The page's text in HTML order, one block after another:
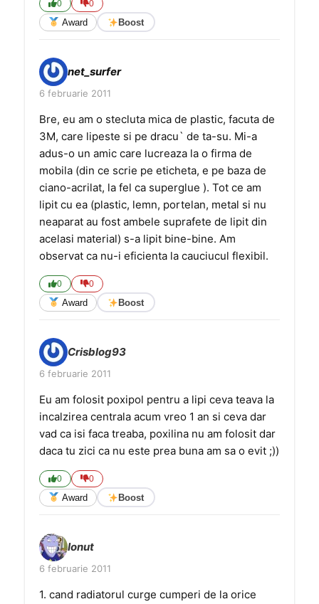
0 0
Award Boost
net_surfer
6 februarie 2011
Bre, eu am o stecluta mica de plastic, facuta de
3M, care lipeste si pe dracu` de ta-su. Mi-a
adus-o un amic care lucreaza la o firma de
mobila (din ce scrie pe eticheta, e pe baza de
ciano-acrilat, la fel ca superglue ). Tot ce am
lipit cu ea (plastic, lemn, portelan, metal si nu
neaparat au fost ambele suprafete de lipit din
acelasi material) s-a lipit bine-bine. Am
observat ca nu-i eficienta la cauciucul flexibil.
0 0
Award Boost
Crisblog93
6 februarie 2011
Eu am folosit poxipol pentru a lipi ceva teava la
incalzirea centrala acum vreo 1 an si ceva dar
vad ca isi faca treaba, poxilina nu am folosit dar
daca tu zici ca nu este prea buna am sa o evit ;))
0 0
Award Boost
Ionut
6 februarie 2011
1. cand radiatorul curge cumperi de la orice